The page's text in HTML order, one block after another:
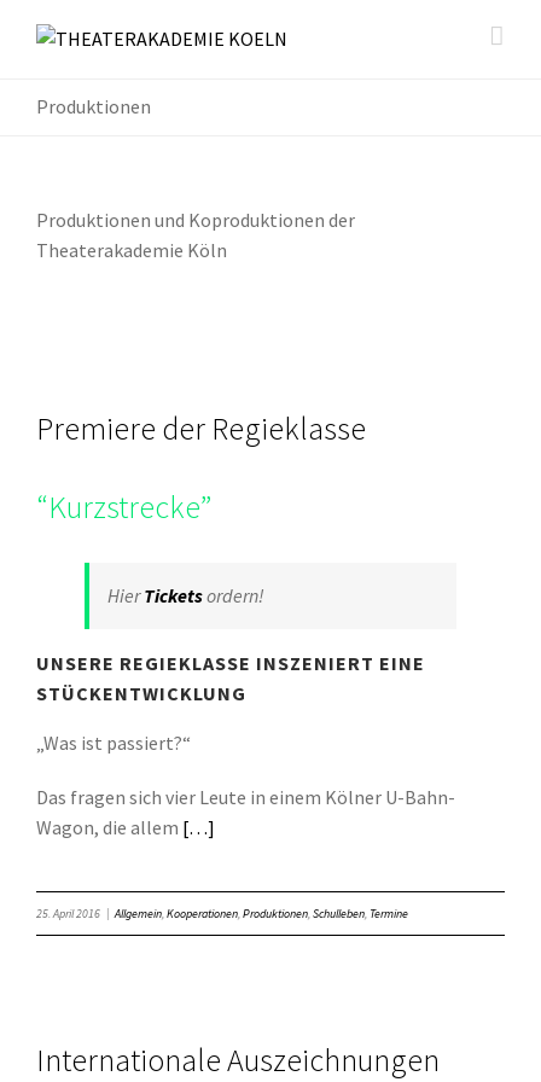
Produktionen
Produktionen und Koproduktionen der
Theaterakademie Köln
Premiere der Regieklasse
“Kurzstrecke”
HierTicketsordern!
UNSERE REGIEKLASSE INSZENIERT EINE
STÜCKENTWICKLUNG
„Was ist passiert?“
Das fragen sich vier Leute in einem Kölner U-Bahn-
Wagon, die allem […]
25. April 2016 Allgemein,Kooperationen,Produktionen,Schulleben, Termine
Internationale Auszeichnungen